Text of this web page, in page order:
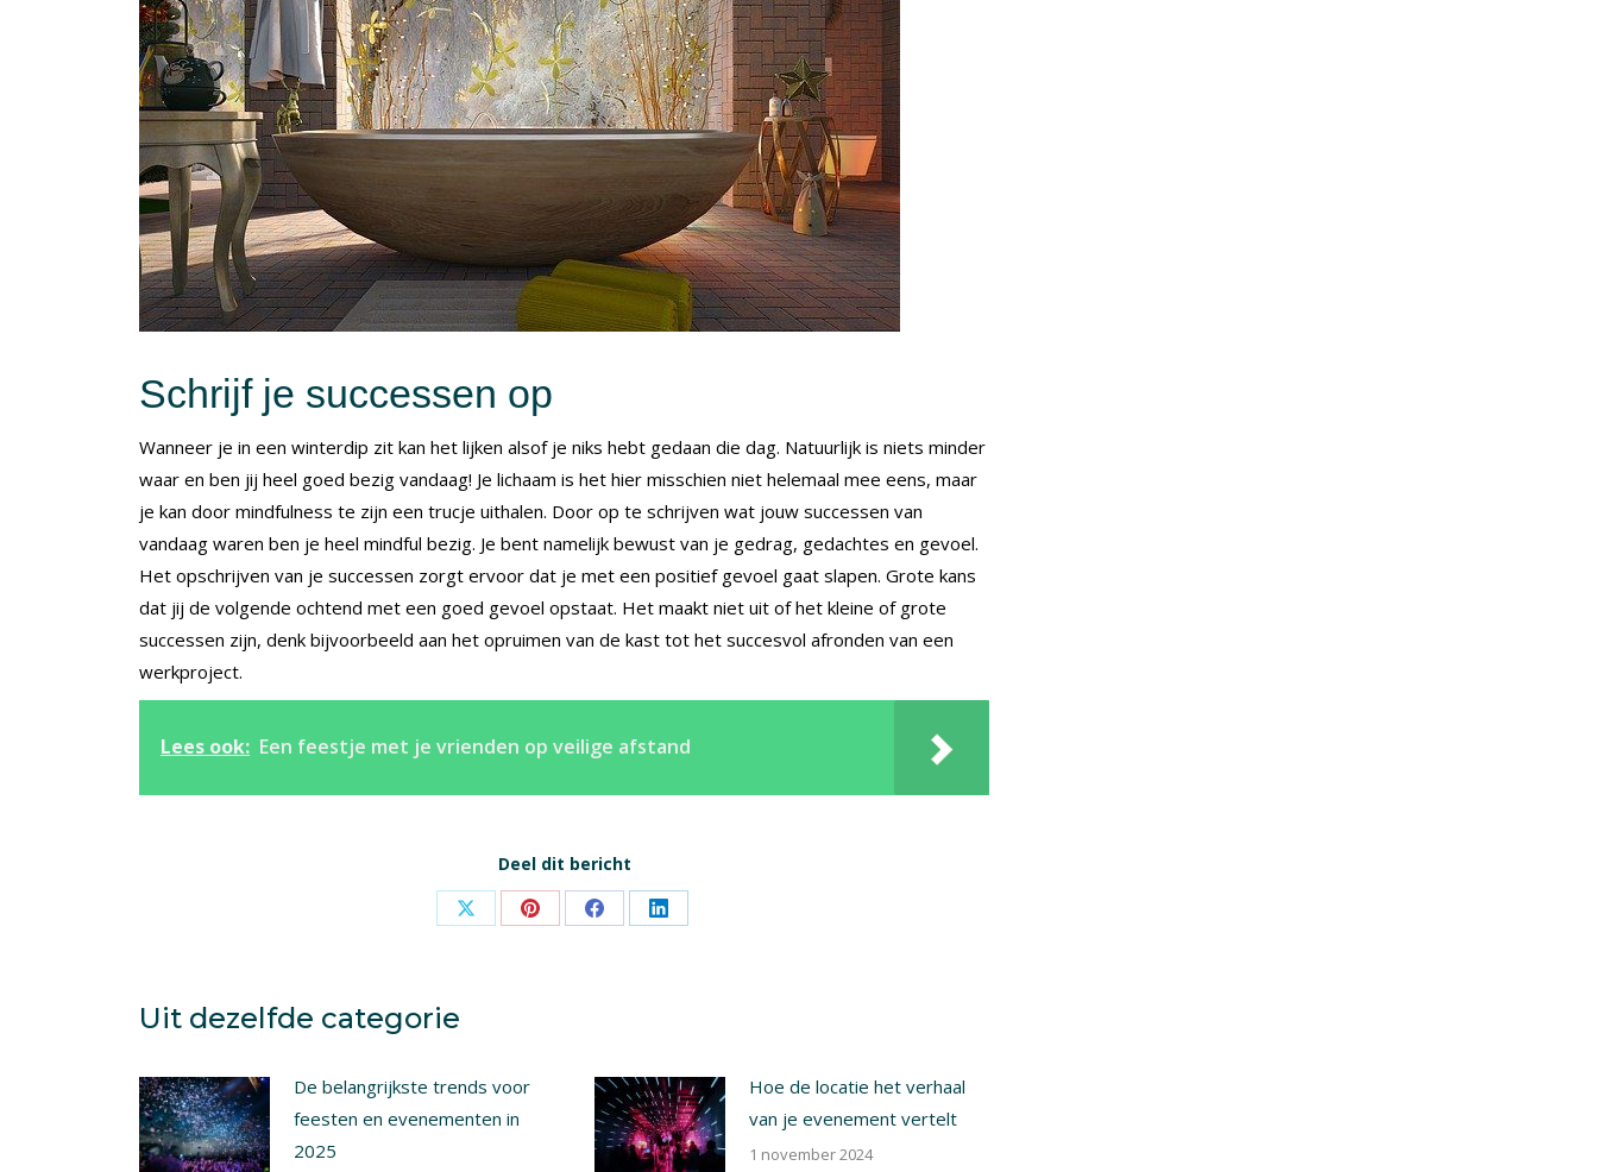
Schrijf je successen op
Wanneer je in een winterdip zit kan het lijken alsof je niks hebt gedaan die dag. Natuurlijk is niets minder
waar en ben jij heel goed bezig vandaag! Je lichaam is het hier misschien niet helemaal mee eens, maar
je kan door mindfulness te zijn een trucje uithalen. Door op te schrijven wat jouw successen van
vandaag waren ben je heel mindful bezig. Je bent namelijk bewust van je gedrag, gedachtes en gevoel.
Het opschrijven van je successen zorgt ervoor dat je met een positief gevoel gaat slapen. Grote kans
dat jij de volgende ochtend met een goed gevoel opstaat. Het maakt niet uit of het kleine of grote
successen zijn, denk bijvoorbeeld aan het opruimen van de kast tot het succesvol afronden van een
werkproject.
Lees ook: Een feestje met je vrienden op veilige afstand
Deel dit bericht
Share Share Share Share
Uit dezelfde categorie
De belangrijkste trends voor
feesten en evenementen in
2025
Hoe de locatie het verhaal
van je evenement vertelt
1 november 2024